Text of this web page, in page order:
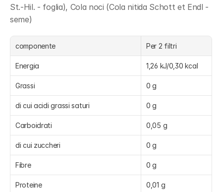
St.-Hil. - foglia), Cola noci (Cola nitida Schott et Endl -
seme)
componente Per 2 filtri
Energia 1,26 kJ/0,30 kcal
Grassi 0 g
di cui acidi grassi saturi 0 g
Carboidrati 0,05 g
di cui zuccheri 0 g
Fibre 0 g
Proteine 0,01 g